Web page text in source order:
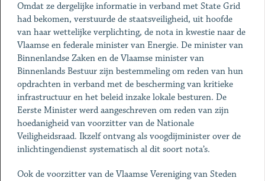
Omdat ze dergelijke informatie in verband met State Grid
had bekomen, verstuurde de staatsveiligheid, uit hoofde
van haar wettelijke verplichting, de nota in kwestie naar de
Vlaamse en federale minister van Energie. De minister van
Binnenlandse Zaken en de Vlaamse minister van
Binnenlands Bestuur zijn bestemmeling om reden van hun
opdrachten in verband met de bescherming van kritieke
infrastructuur en het beleid inzake lokale besturen. De
Eerste Minister werd aangeschreven om reden van zijn
hoedanigheid van voorzitter van de Nationale
Veiligheidsraad. Ikzelf ontvang als voogdijminister over de
inlichtingendienst systematisch al dit soort nota’s.
Ook de voorzitter van de Vlaamse Vereniging van Steden